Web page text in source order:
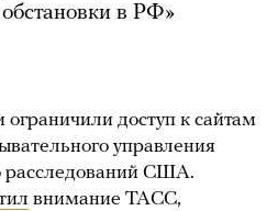
в РФ»
доступ к сайтам
управления
расследований США.
внимание ТАСС,